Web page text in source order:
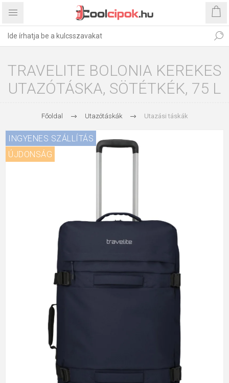
TRAVELITE BOLONIA KEREKES
UTAZÓTÁSKA, SÖTÉTKÉK, 75 L
Főoldal Utazótáskák Utazási táskák
INGYENES SZÁLLÍTÁS
ÚJDONSÁG